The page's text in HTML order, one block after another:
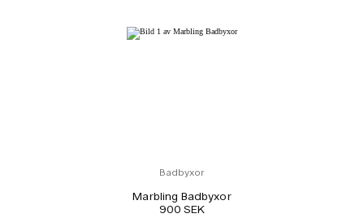
Badbyxor
Marbling Badbyxor
900 SEK